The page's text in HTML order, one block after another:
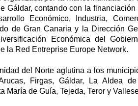
Gáldar, contando con la financiación
Económico, Industria,
de Gran Canaria y la Dirección
Económica del
la Red Entreprise Europe Network.
del Norte aglutina a los
Firgas, Gáldar, La Aldea
María de Guía, Tejeda, Teror y